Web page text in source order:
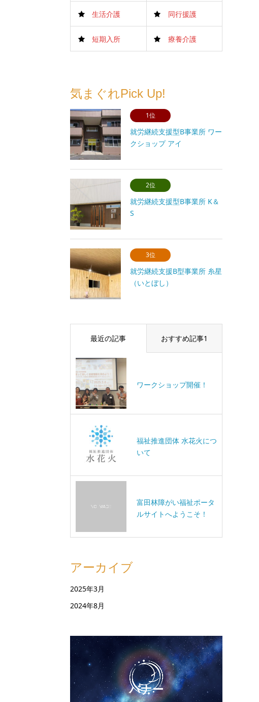
生活介護 同行援護
短期入所 療養介護
気まぐれPick Up!
1位
就労継続支援型B事業所 ワー
クショップ アイ
2位
就労継続支援型B事業所 K＆
S
3位
就労継続支援B型事業所 糸星
（いとぼし）
最近の記事 おすすめ記事1
ワークショップ開催！
福祉推進団体 水花火につ
いて
富田林障がい福祉ポータ
ルサイトへようこそ！
アーカイブ
2025年3月
2024年8月
バナー